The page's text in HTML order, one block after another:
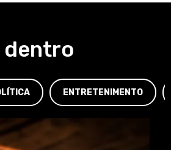
dentro
ENTRETENIMENTO